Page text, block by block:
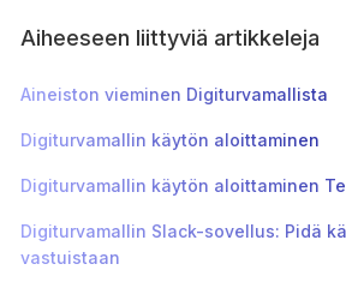
Aiheeseen liittyviä artikkeleja
Aineiston vieminen Digiturvamallista
Digiturvamallin käytön aloittaminen
Digiturvamallin käytön aloittaminen
Digiturvamallin Slack-sovellus: Pidä
vastuistaan